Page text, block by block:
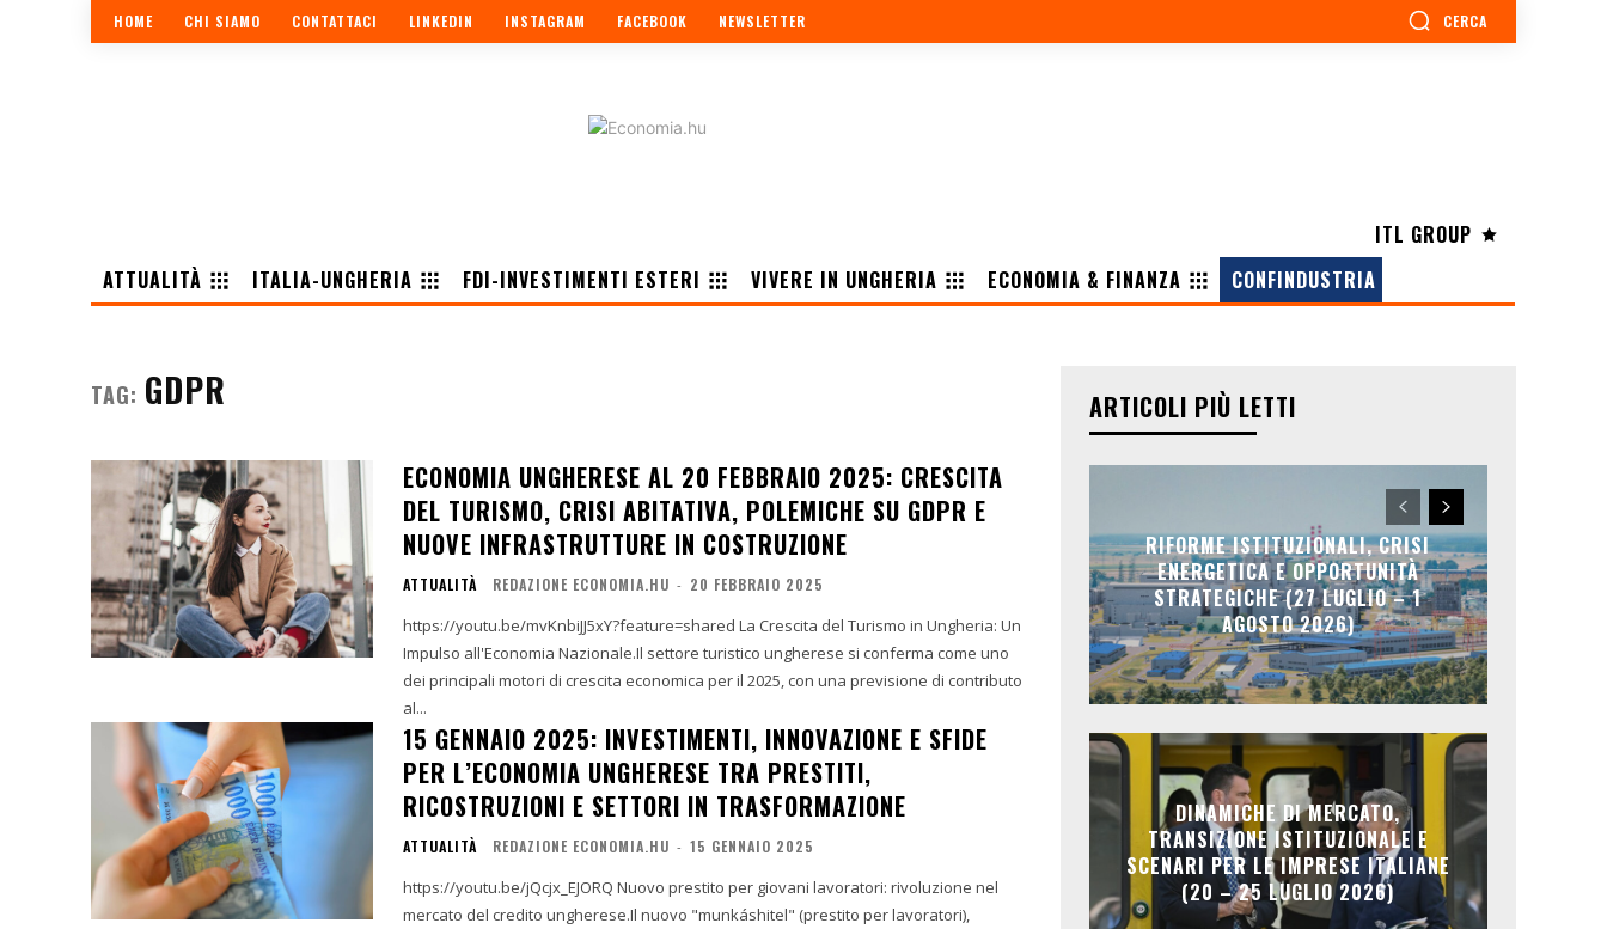
HOME CHI SIAMO CONTATTACI LINKEDIN INSTAGRAM FACEBOOK NEWSLETTER CERCA
ITL GROUP
ATTUALITÀ
ITALIA-UNGHERIA FDI-INVESTIMENTI ESTERI VIVERE IN UNGHERIA ECONOMIA & FINANZA CONFINDUSTRIA
TAG: GDPR
ECONOMIA UNGHERESE AL 20 FEBBRAIO 2025: CRESCITA
DEL TURISMO, CRISI ABITATIVA, POLEMICHE SU GDPR E
NUOVE INFRASTRUTTURE IN COSTRUZIONE
ATTUALITÀ REDAZIONE ECONOMIA.HU - 20 FEBBRAIO 2025
https://youtu.be/mvKnbiJJ5xY?feature=shared La Crescita del Turismo in Ungheria: Un
Impulso all'Economia Nazionale.Il settore turistico ungherese si conferma come uno
dei principali motori di crescita economica per il 2025, con una previsione di contributo
al...
15 GENNAIO 2025: INVESTIMENTI, INNOVAZIONE E SFIDE
PER L’ECONOMIA UNGHERESE TRA PRESTITI,
RICOSTRUZIONI E SETTORI IN TRASFORMAZIONE
ATTUALITÀ REDAZIONE ECONOMIA.HU - 15 GENNAIO 2025
https://youtu.be/jQcjx_EJORQ Nuovo prestito per giovani lavoratori: rivoluzione nel
mercato del credito ungherese.Il nuovo "munkáshitel" (prestito per lavoratori),
ARTICOLI PIÙ LETTI
RIFORME ISTITUZIONALI, CRISI
ENERGETICA E OPPORTUNITÀ
STRATEGICHE (27 LUGLIO – 1
AGOSTO 2026)
DINAMICHE DI MERCATO,
TRANSIZIONE ISTITUZIONALE E
SCENARI PER LE IMPRESE ITALIANE
(20 – 25 LUGLIO 2026)